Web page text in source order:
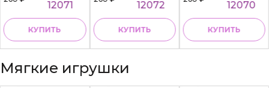
12071
КУПИТЬ
12072
КУПИТЬ
12070
КУПИТЬ
Мягкие игрушки